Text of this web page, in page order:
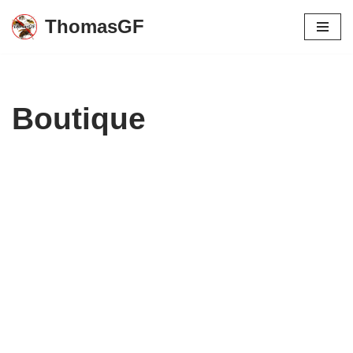
Aller
ThomasGF
Boutique